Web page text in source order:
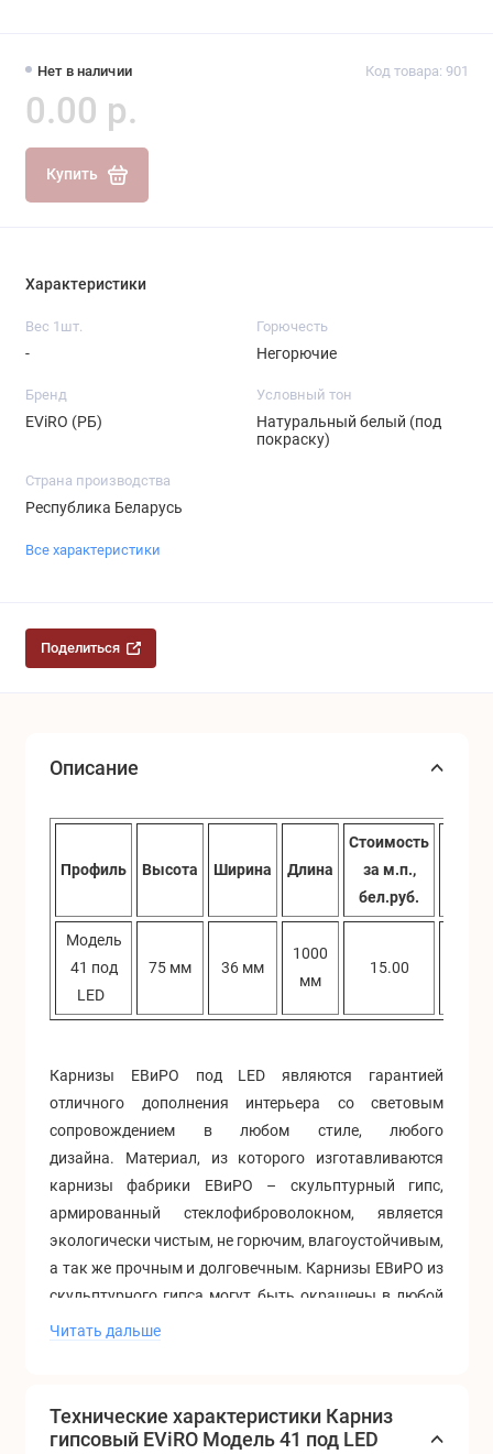
Нет в наличии Код товара: 901
0.00 р.
Купить
Характеристики
Вес 1шт.
-
Горючесть
Негорючие
Бренд
EViRO (РБ)
Условный тон
Натуральный белый (под
покраску)
Страна производства
Республика Беларусь
Все характеристики
Поделиться
Описание
Профиль Высота Ширина Длина
Стоимость
за м.п.,
бел.руб.
Модель
41 под
LED
75 мм 36 мм
1000
мм
15.00
Карнизы ЕВиРО под LED являются гарантией
отличного дополнения интерьера со световым
сопровождением в любом стиле, любого
дизайна. Материал, из которого изготавливаются
карнизы фабрики ЕВиРО – скульптурный гипс,
армированный стеклофиброволокном, является
экологически чистым, не горючим, влагоустойчивым,
а так же прочным и долговечным. Карнизы ЕВиРО из
скульптурного гипса могут быть окрашены в любой
цвет, а так же могут быть декорированы с эффектом
совмещают в себе красоту и надежность.
Применение карнизов ЕВиРО в интерьере
Читать дальше
Технические характеристики Карниз
гипсовый EViRO Модель 41 под LED